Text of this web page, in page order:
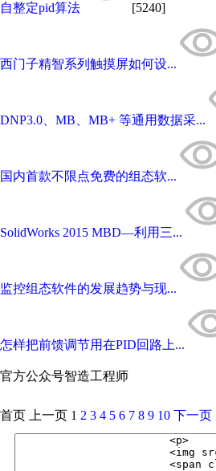
自整定pid算法 [5240]
西门子精智系列触摸屏如何设...
DNP3.0、MB、MB+ 等通用数据采...
国内首款不限点免费的组态软...
SolidWorks 2015 MBD—利用三...
监控组态软件的发展趋势与现...
怎样把前馈调节用在PID回路上...
官方公众号智造工程师
首页 上一页 1 2 3 4 5 6 7 8 9 10 下一页